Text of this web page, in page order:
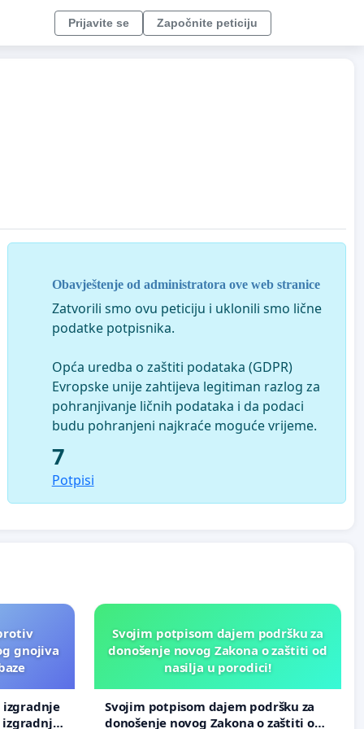
Prijavite se Započnite peticiju
Obavještenje od administratora ove web stranice
Zatvorili smo ovu peticiju i uklonili smo lične
podatke potpisnika.
Opća uredba o zaštiti podataka (GDPR)
Evropske unije zahtijeva legitiman razlog za
pohranjivanje ličnih podataka i da podaci
budu pohranjeni najkraće moguće vrijeme.
7
Potpisi
gnojiva
izgradnje
Svojim potpisom dajem podršku za
donošenje novog Zakona o zaštiti od
nasilja u porodici!
Svojim potpisom dajem podršku za
donošenje novog Zakona o zaštiti od